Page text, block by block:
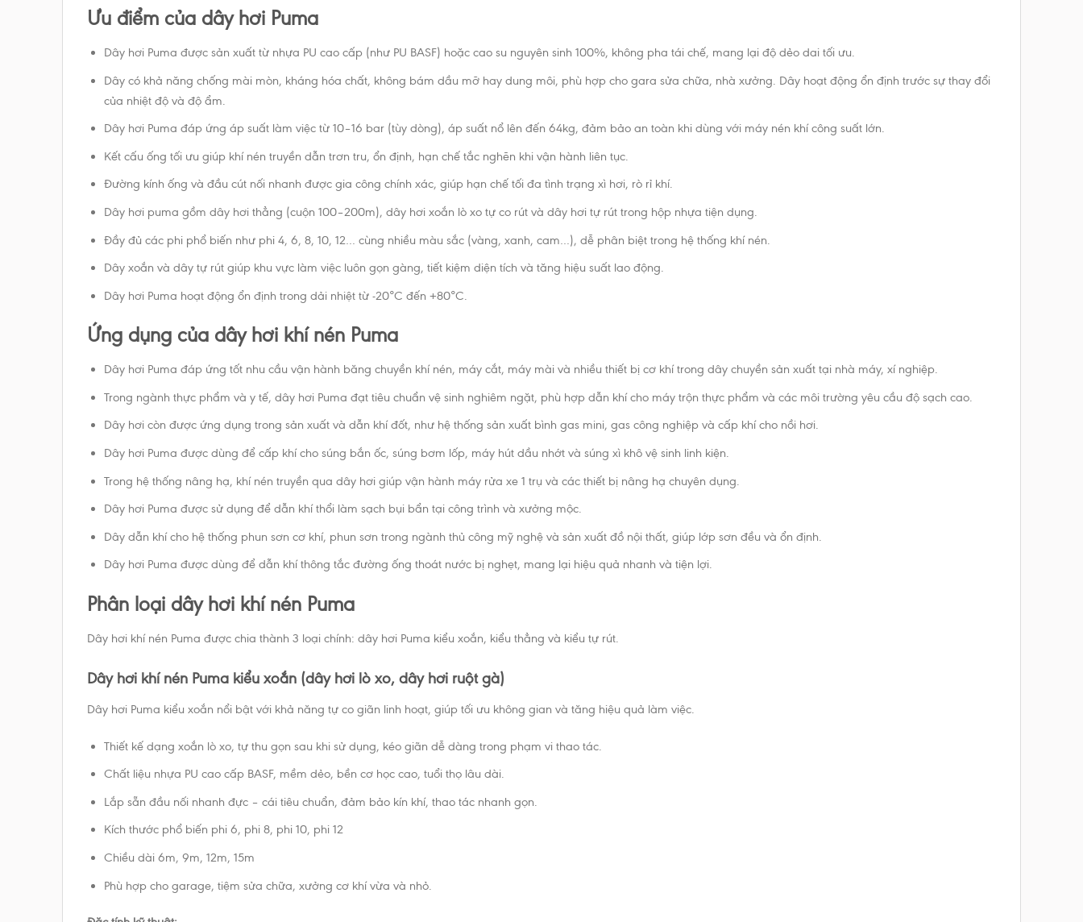
Ưu điểm của dây hơi Puma
Dây hơi Puma được sản xuất từ nhựa PU cao cấp (như PU BASF) hoặc cao su nguyên sinh 100%, không pha tái chế, mang lại độ dẻo dai tối ưu.
Dây có khả năng chống mài mòn, kháng hóa chất, không bám dầu mỡ hay dung môi, phù hợp cho gara sửa chữa, nhà xưởng. Dây hoạt động ổn định trước sự thay đổi
của nhiệt độ và độ ẩm.
Dây hơi Puma đáp ứng áp suất làm việc từ 10–16 bar (tùy dòng), áp suất nổ lên đến 64kg, đảm bảo an toàn khi dùng với máy nén khí công suất lớn.
Kết cấu ống tối ưu giúp khí nén truyền dẫn trơn tru, ổn định, hạn chế tắc nghẽn khi vận hành liên tục.
Đường kính ống và đầu cút nối nhanh được gia công chính xác, giúp hạn chế tối đa tình trạng xì hơi, rò rỉ khí.
Dây hơi puma gồm dây hơi thẳng (cuộn 100–200m), dây hơi xoắn lò xo tự co rút và dây hơi tự rút trong hộp nhựa tiện dụng.
Đầy đủ các phi phổ biến như phi 4, 6, 8, 10, 12… cùng nhiều màu sắc (vàng, xanh, cam…), dễ phân biệt trong hệ thống khí nén.
Dây xoắn và dây tự rút giúp khu vực làm việc luôn gọn gàng, tiết kiệm diện tích và tăng hiệu suất lao động.
Dây hơi Puma hoạt động ổn định trong dải nhiệt từ -20°C đến +80°C.
Ứng dụng của dây hơi khí nén Puma
Dây hơi Puma đáp ứng tốt nhu cầu vận hành băng chuyền khí nén, máy cắt, máy mài và nhiều thiết bị cơ khí trong dây chuyền sản xuất tại nhà máy, xí nghiệp.
Trong ngành thực phẩm và y tế, dây hơi Puma đạt tiêu chuẩn vệ sinh nghiêm ngặt, phù hợp dẫn khí cho máy trộn thực phẩm và các môi trường yêu cầu độ sạch cao.
Dây hơi còn được ứng dụng trong sản xuất và dẫn khí đốt, như hệ thống sản xuất bình gas mini, gas công nghiệp và cấp khí cho nồi hơi.
Dây hơi Puma được dùng để cấp khí cho súng bắn ốc, súng bơm lốp, máy hút dầu nhớt và súng xì khô vệ sinh linh kiện.
Trong hệ thống nâng hạ, khí nén truyền qua dây hơi giúp vận hành máy rửa xe 1 trụ và các thiết bị nâng hạ chuyên dụng.
Dây hơi Puma được sử dụng để dẫn khí thổi làm sạch bụi bẩn tại công trình và xưởng mộc.
Dây dẫn khí cho hệ thống phun sơn cơ khí, phun sơn trong ngành thủ công mỹ nghệ và sản xuất đồ nội thất, giúp lớp sơn đều và ổn định.
Dây hơi Puma được dùng để dẫn khí thông tắc đường ống thoát nước bị nghẹt, mang lại hiệu quả nhanh và tiện lợi.
Phân loại dây hơi khí nén Puma
Dây hơi khí nén Puma được chia thành 3 loại chính: dây hơi Puma kiểu xoắn, kiểu thẳng và kiểu tự rút.
Dây hơi khí nén Puma kiểu xoắn (dây hơi lò xo, dây hơi ruột gà)
Dây hơi Puma kiểu xoắn nổi bật với khả năng tự co giãn linh hoạt, giúp tối ưu không gian và tăng hiệu quả làm việc.
Thiết kế dạng xoắn lò xo, tự thu gọn sau khi sử dụng, kéo giãn dễ dàng trong phạm vi thao tác.
Chất liệu nhựa PU cao cấp BASF, mềm dẻo, bền cơ học cao, tuổi thọ lâu dài.
Lắp sẵn đầu nối nhanh đực – cái tiêu chuẩn, đảm bảo kín khí, thao tác nhanh gọn.
Kích thước phổ biến phi 6, phi 8, phi 10, phi 12
Chiều dài 6m, 9m, 12m, 15m
Phù hợp cho garage, tiệm sửa chữa, xưởng cơ khí vừa và nhỏ.